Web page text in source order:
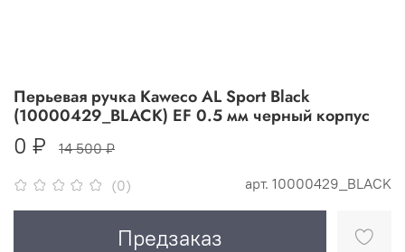
(0) арт. 10000429_BLACK
Перьевая ручка Kaweco AL Sport Black
(10000429_BLACK) EF 0.5 мм черный корпус
0 ₽ 14 500 ₽
Предзаказ